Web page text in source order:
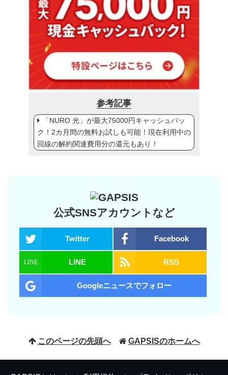
参考記事
「NURO 光」が最大75000円キャッシュバッ
ク！2カ月間の無料お試しも可能！現在利用中の
回線の解約関連費用分の還元もあり！
公式SNSアカウントなど
Twitter Facebook
LINE RSS
Googleニュースでフォロー
このページの先頭へ GAPSISのホームへ